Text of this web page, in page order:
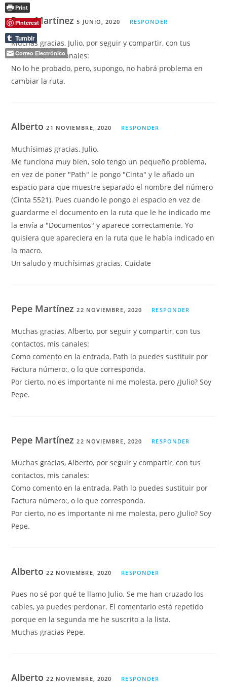
Pepe Martínez5 JUNIO, 2020 RESPONDER
Muchas gracias, Julio, por seguir y compartir, con tus
contactos, mis canales:
No lo he probado, pero, supongo, no habrá problema en
cambiar la ruta.
Alberto21 NOVIEMBRE, 2020 RESPONDER
Muchísimas gracias, Julio.
Me funciona muy bien, solo tengo un pequeño problema,
en vez de poner "Path" le pongo "Cinta" y le añado un
espacio para que muestre separado el nombre del número
(Cinta 5521). Pues cuando le pongo el espacio en vez de
guardarme el documento en la ruta que le he indicado me
la envía a "Documentos" y aparece correctamente. Yo
quisiera que apareciera en la ruta que le había indicado en
la macro.
Un saludo y muchísimas gracias. Cuidate
Pepe Martínez22 NOVIEMBRE, 2020 RESPONDER
Muchas gracias, Alberto, por seguir y compartir, con tus
contactos, mis canales:
Como comento en la entrada, Path lo puedes sustituir por
Factura número:, o lo que corresponda.
Por cierto, no es importante ni me molesta, pero ¿Julio? Soy
Pepe.
Pepe Martínez22 NOVIEMBRE, 2020 RESPONDER
Muchas gracias, Alberto, por seguir y compartir, con tus
contactos, mis canales:
Como comento en la entrada, Path lo puedes sustituir por
Factura número:, o lo que corresponda.
Por cierto, no es importante ni me molesta, pero ¿Julio? Soy
Pepe.
Alberto22 NOVIEMBRE, 2020 RESPONDER
Pues no sé por qué te llamo Julio. Se me han cruzado los
cables, ya puedes perdonar. El comentario está repetido
porque en la segunda me he suscrito a la lista.
Muchas gracias Pepe.
Alberto22 NOVIEMBRE, 2020 RESPONDER
Print
Pinterest
Tumblr
Correo Electrónico